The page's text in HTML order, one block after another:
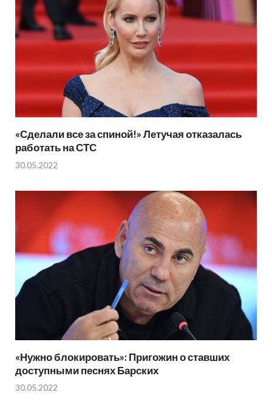
«Сделали все за спиной!» Летучая отказалась
работать на СТС
30.05.2022
«Нужно блокировать»: Пригожин о ставших
доступными песнях Барских
30.05.2022